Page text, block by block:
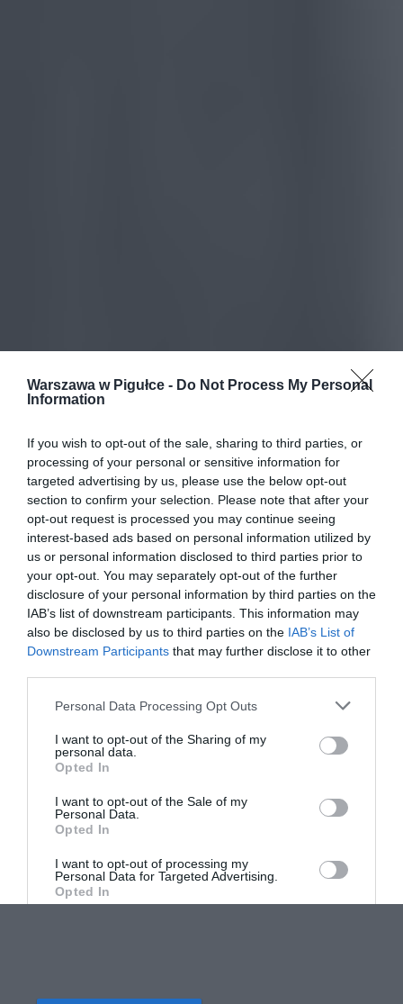
Warszawa w Pigułce - Do Not Process My Personal
Information
If you wish to opt-out of the sale, sharing to third parties, or
processing of your personal or sensitive information for
targeted advertising by us, please use the below opt-out
section to confirm your selection. Please note that after your
opt-out request is processed you may continue seeing
interest-based ads based on personal information utilized by
us or personal information disclosed to third parties prior to
your opt-out. You may separately opt-out of the further
disclosure of your personal information by third parties on the
IAB’s list of downstream participants. This information may
also be disclosed by us to third parties on the IAB’s List of
Downstream Participants that may further disclose it to other
Personal Data Processing Opt Outs
I want to opt-out of the Sharing of my
personal data.
Opted In
I want to opt-out of the Sale of my
Personal Data.
Opted In
I want to opt-out of processing my
Personal Data for Targeted Advertising.
Opted In